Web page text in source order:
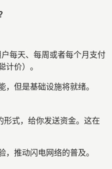
每天、每周或者每个月支付
价）。
但是基础设施将就绪。
式，给你发送资金。这在
推动闪电网络的普及。